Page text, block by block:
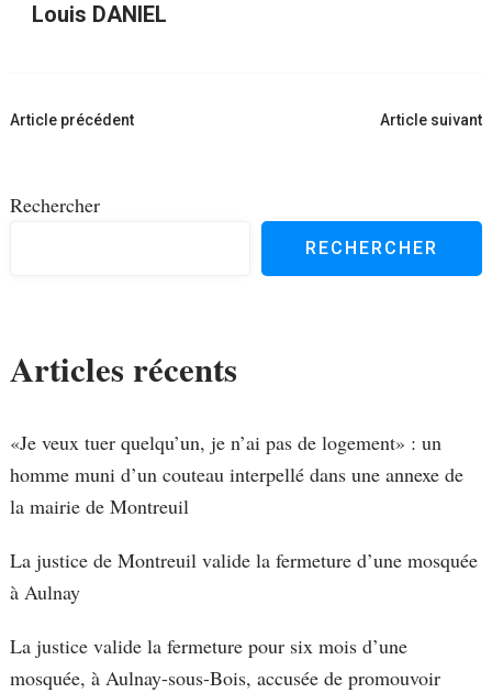
Louis DANIEL
Navigation
Article précédent Article suivant
Rechercher
RECHERCHER
Articles récents
«Je veux tuer quelqu’un, je n’ai pas de logement» : un
homme muni d’un couteau interpellé dans une annexe de
la mairie de Montreuil
La justice de Montreuil valide la fermeture d’une mosquée
à Aulnay
La justice valide la fermeture pour six mois d’une
mosquée, à Aulnay-sous-Bois, accusée de promouvoir